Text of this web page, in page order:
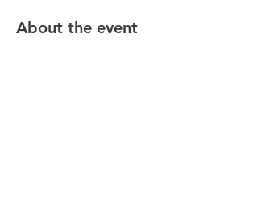
About the event